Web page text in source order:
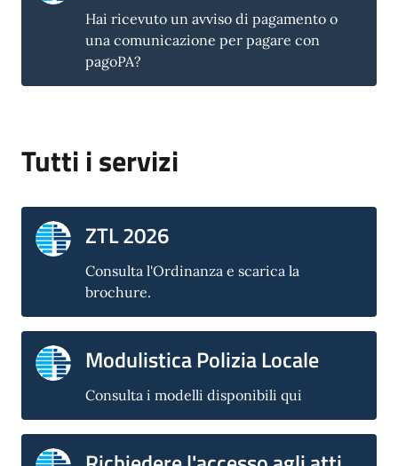
Hai ricevuto un avviso di pagamento o
una comunicazione per pagare con
pagoPA?
Tutti i servizi
ZTL 2026
Consulta l'Ordinanza e scarica la
brochure.
Modulistica Polizia Locale
Consulta i modelli disponibili qui